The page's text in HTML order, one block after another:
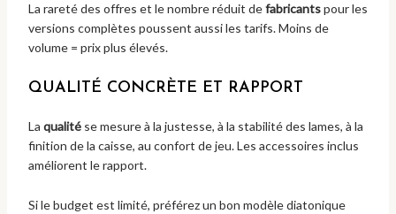
La rareté des offres et le nombre réduit defabricantspour les
versions complètes poussent aussi les tarifs. Moins de
volume = prix plus élevés.
QUALITÉ CONCRÈTE ET RAPPORT
La qualitése mesure à la justesse, à la stabilité des lames, à la
finition de la caisse, au confort de jeu. Les accessoires inclus
améliorent le rapport.
Si le budget est limité, préférez un bon modèle diatonique